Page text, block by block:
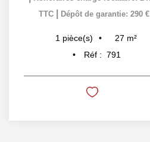
TTC
Dépôt de garantie: 290 €
1 pièce(s) 27 m²
Réf : 791